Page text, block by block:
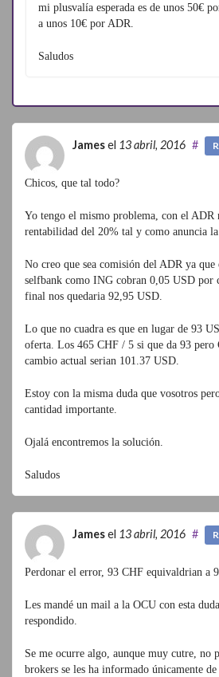
mi plusvalía esperada es de unos 50€
a unos 10€ por ADR.
Saludos
Jamesel 13 abril, 2016 #
Chicos, que tal todo?
Yo tengo el mismo problema, con el ADR
rentabilidad del 20% tal y como anuncia la
No creo que sea comisión del ADR ya
selfbank como ING cobran 0,05 USD por
final nos quedaria 92,95 USD.
Lo que no cuadra es que en lugar de 93
oferta. Los 465 CHF / 5 si que da 93
cambio actual serian 101.37 USD.
Estoy con la misma duda que vosotros
cantidad importante.
Ojalá encontremos la solución.
Saludos
Jamesel 13 abril, 2016 #
Perdonar el error, 93 CHF equivaldrian a
Les mandé un mail a la OCU con esta
respondido.
Se me ocurre algo, aunque muy cutre, no
brokers se les ha informado únicamente